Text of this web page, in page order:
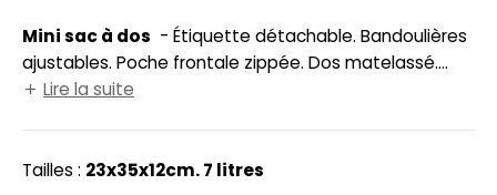
MODULABLES
DE MAISON
BY PROMODORO
HALES
Mini sac à dos
ajustables. Poche frontale zippée. Dos matelassé.
Poignée de transport
Lire la suite
Tailles : 23x35x12cm. 7 litres